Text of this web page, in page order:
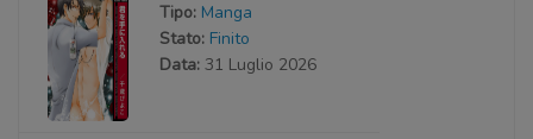
Tipo: Manga
Stato: Finito
Data: 31 Luglio 2026